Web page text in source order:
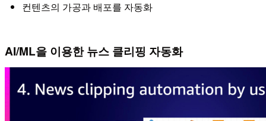
컨텐츠의 가공과 배포를 자동화
AI/ML을 이용한 뉴스 클리핑 자동화